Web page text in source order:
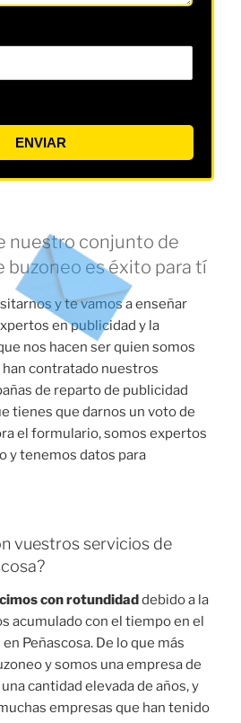
ENVIAR
nuestro conjunto de
buzoneo es éxito para tí
y te vamos a enseñar
en publicidad y la
nos hacen ser quien somos
contratado nuestros
de reparto de publicidad
tienes que darnos un voto de
el formulario, somos expertos
y tenemos datos para
vuestros servicios de
con rotundidad debido a la
acumulado con el tiempo en el
Peñascosa. De lo que más
y somos una empresa de
cantidad elevada de años, y
empresas que han tenido